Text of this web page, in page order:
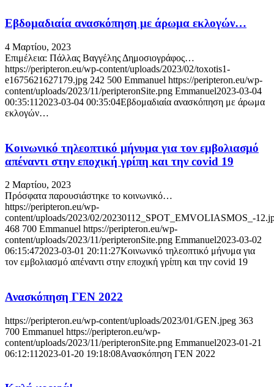
Εβδομαδιαία ανασκόπηση με άρωμα εκλογών…
4 Μαρτίου, 2023
Επιμέλεια: Πάλλας Βαγγέλης Δημοσιογράφος…
https://peripteron.eu/wp-content/uploads/2023/02/toxotis1-
e1675621627179.jpg 242 500 Emmanuel https://peripteron.eu/wp-
content/uploads/2023/11/peripteronSite.png Emmanuel2023-03-04
00:35:11 2023-03-04 00:35:04Εβδομαδιαία ανασκόπηση με άρωμα
εκλογών…
Κοινωνικό τηλεοπτικό μήνυμα για τον εμβολιασμό
απέναντι στην εποχική γρίπη και την cοvid 19
2 Μαρτίου, 2023
Πρόσφατα παρουσιάστηκε το κοινωνικό…
https://peripteron.eu/wp-
content/uploads/2023/02/20230112_SPOT_EMVOLIASMOS_-
468 700 Emmanuel https://peripteron.eu/wp-
content/uploads/2023/11/peripteronSite.png Emmanuel2023-03-02
06:15:472023-03-01 20:11:27Κοινωνικό τηλεοπτικό μήνυμα για
τον εμβολιασμό απέναντι στην εποχική γρίπη και την cοvid 19
Ανασκόπηση ΓΕΝ 2022
https://peripteron.eu/wp-content/uploads/2023/01/GEN.jpeg 363
700 Emmanuel https://peripteron.eu/wp-
content/uploads/2023/11/peripteronSite.png Emmanuel2023-01-21
06:12:11 2023-01-20 19:18:08Ανασκόπηση ΓΕΝ 2022